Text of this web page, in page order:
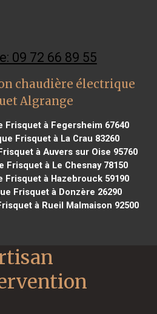
09 72 66 89 55
chaudière électrique
Algrange
à Fegersheim 67640
Frisquet à La Crau 83260
à Auvers sur Oise 95760
à Le Chesnay 78150
à Hazebrouck 59190
Frisquet à Donzère 26290
à Rueil Malmaison 92500